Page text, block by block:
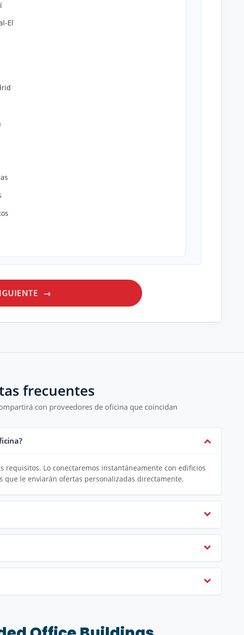
El
→
frecuentes
con proveedores de oficina que coincidan
Lo conectaremos instantáneamente con edificios
le enviarán ofertas personalizadas directamente.